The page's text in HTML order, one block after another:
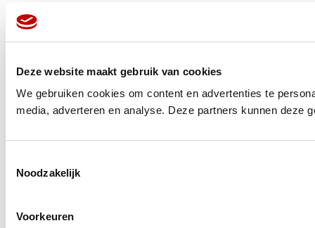
Deze website maakt gebruik van cookies
We gebruiken cookies om content en advertenties te
media, adverteren en analyse. Deze partners kunnen deze
Noodzakelijk
Voorkeuren